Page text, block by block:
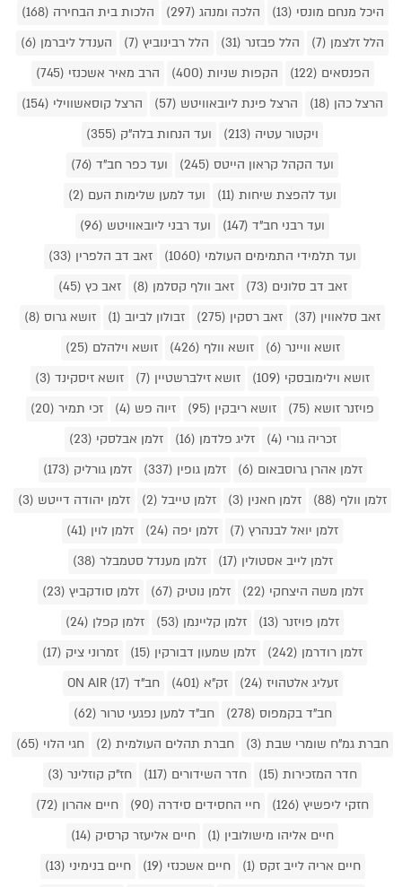
היכל מנחם מונסי (13) הלכה ומנהג (297)
הלכות בית הבחירה (168)
הלל זלצמן (7)
הלל פבזנר (31) הלל רבינוביץ (7)
הענדל ליברמן (6)
הפנסאים (122)
הקפות שניות (400)
הרב מאיר אשכנזי (745)
הרצל כהן (18)
הרצל פינת ליובאוויטש (57)
הרצל קוסאשווילי (154)
ויקטור עטיה (213)
ועד הנחות בלה"ק (355)
ועד הקהל קראון הייטס (245)
ועד כפר חב"ד (76)
ועד להפצת שיחות (11)
ועד למען שלימות העם (2)
ועד רבני חב"ד (147)
ועד רבני ליובאוויטש (96)
ועד תלמידי התמימים העולמי (1060)
זאב דב הלפרין (33)
זאב דב סלונים (73)
זאב וולף קסלמן (8)
זאב כץ (45)
זאב סלאווין (37)
זאב רסקין (275) זבולון לביוב (1)
זושא גרוס (8)
זושא וויינר (6)
זושא וולף (426)
זושא וילהלם (25)
זושא וילימובסקי (109)
זושא זילברשטיין (7)
זושא זיסקינד (3)
פויזנר זושא (75)
זושא ריבקין (95) זיוה פש (4)
זכי תמיר (20)
זכריה גורי (4)
זליג פלדמן (16)
זלמן אבלסקי (23)
זלמן אהרן גרוסבאום (6)
זלמן גופין (337)
זלמן גורליק (173)
זלמן וולף (88)
זלמן חאנין (3) זלמן טייבל (2)
זלמן יהודה דייטש (3)
זלמן יואל לבנהרץ (7)
זלמן יפה (24)
זלמן לוין (41)
זלמן לייב אסטולין (17)
זלמן מענדל סטמבלר (38)
זלמן משה היצחקי (22)
זלמן נוטיק (67)
זלמן סודקביץ (23)
זלמן פויזנר (13)
זלמן קליינמן (53)
זלמן קפלן (24)
זלמן רודרמן (242)
זלמן שמעון דבורקין (15)
זמרוני ציק (17)
זעליג אלטהויז (24)
זק"א (401)
חב"ד ON AIR (17)
חב"ד בקמפוס (278)
חב"ד למען נפגעי טרור (62)
חברת גמ"ח שומרי שבת (3)
חברת תהלים העולמית (2)
חגי הלוי (65)
חדר המזכירות (15)
חדר השידורים (117)
חז"ק קוזלינר (3)
חזקי ליפשיץ (126)
חיי החסידים סידרה (90)
חיים אהרון (72)
חיים אליהו מישולובין (1)
חיים אליעזר קרסיק (14)
חיים אריה לייב זקס (1)
חיים אשכנזי (19)
חיים בנימיני (13)